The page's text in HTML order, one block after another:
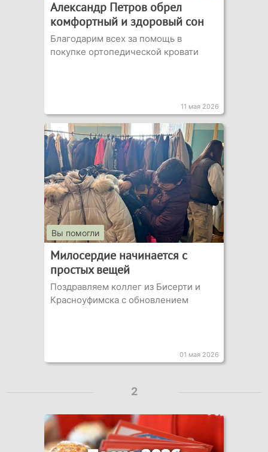
Александр Петров обрел
комфортный и здоровый сон
Благодарим всех за помощь в
покупке ортопедической кровати
11 мая 2026
Вы помогли
Милосердие начинается с
простых вещей
Поздравляем коллег из Бисерти и
Красноуфимска с обновлением
01 мая 2026
2